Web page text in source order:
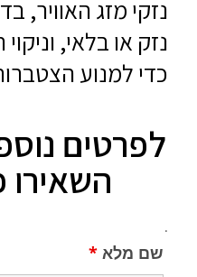
נזקי מזג האוויר,
נזק או בלאי,
כדי למנוע
לפרטים
.
שם מלא*